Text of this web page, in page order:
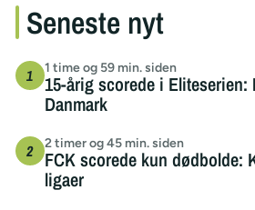
Seneste nyt
1 time og 59 min. siden
15-årig scorede i Eliteserien:
Danmark
2 timer og 45 min. siden
FCK scorede kun dødbolde:
ligaer